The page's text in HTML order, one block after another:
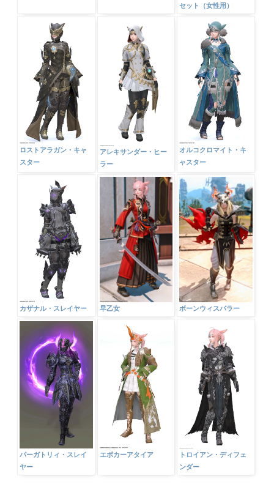
セット（女性用）
ロストアラガン・キャ
スター
アレキサンダー・ヒー
ラー
オルコクロマイト・キ
ャスター
カザナル・スレイヤー 早乙女 ボーンウィスパラー
パーガトリィ・スレイ
ヤー
エボカーアタイア
トロイアン・ディフェ
ンダー